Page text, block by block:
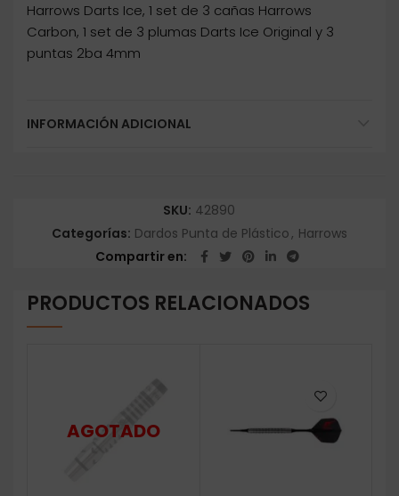
Harrows Darts Ice, 1 set de 3 cañas Harrows
Carbon, 1 set de 3 plumas Darts Ice Original y 3
puntas 2ba 4mm
INFORMACIÓN ADICIONAL
SKU: 42890
Categorías: Dardos Punta de Plástico, Harrows
Compartir en
PRODUCTOS RELACIONADOS